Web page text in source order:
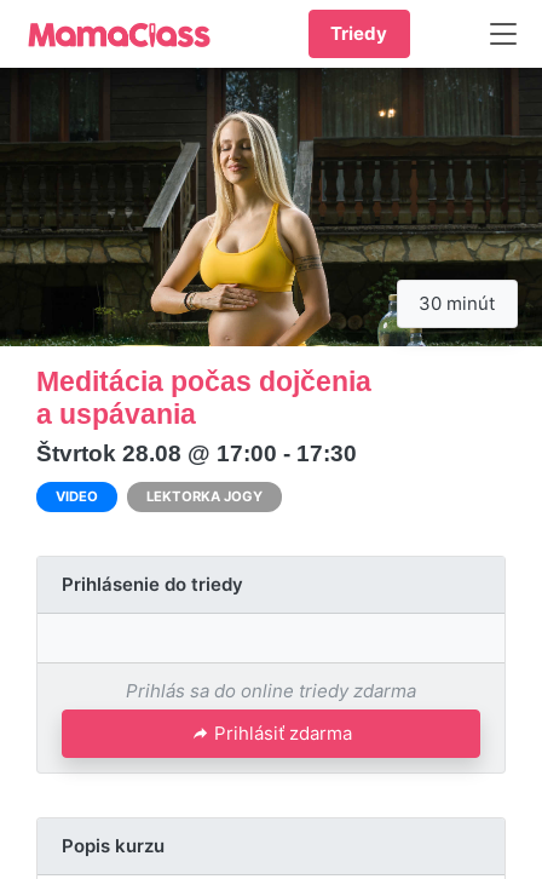
Triedy
30 minút
Meditácia počas dojčenia
a uspávania
Štvrtok 28.08 @ 17:00 - 17:30
VIDEO LEKTORKA JOGY
Prihlásenie do triedy
Prihlás sa do online triedy zdarma
Prihlásiť zdarma
Popis kurzu